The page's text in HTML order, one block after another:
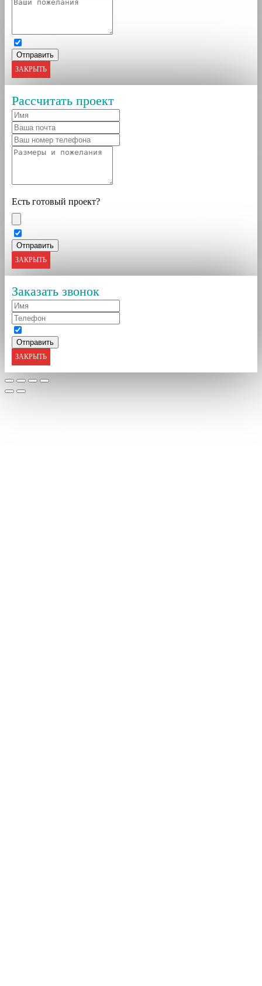
ЗАКРЫТЬ
Рассчитать проект
Есть готовый проект?
ЗАКРЫТЬ
Заказать звонок
ЗАКРЫТЬ